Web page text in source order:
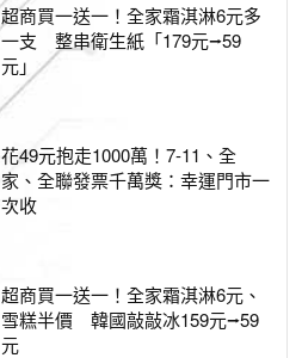
超商買一送一！全家霜淇淋6元多
一支 整串衛生紙「179元⭢59
元」
花49元抱走1000萬！7-11、全
家、全聯發票千萬獎：幸運門市一
次收
超商買一送一！全家霜淇淋6元、
雪糕半價 韓國敲敲冰159元⭢59
元